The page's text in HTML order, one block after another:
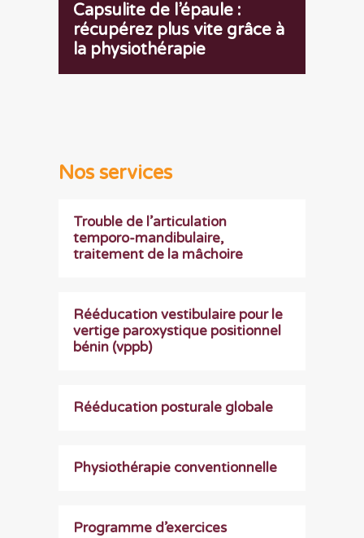
Capsulite de l’épaule :
récupérez plus vite grâce à
la physiothérapie
Nos services
Trouble de l’articulation
temporo-mandibulaire,
traitement de la mâchoire
Rééducation vestibulaire pour le
vertige paroxystique positionnel
bénin (vppb)
Rééducation posturale globale
Physiothérapie conventionnelle
Programme d’exercices